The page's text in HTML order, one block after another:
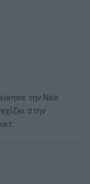
την Νέα
στην